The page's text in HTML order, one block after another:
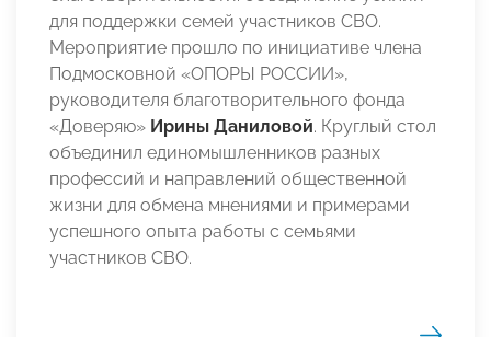
для поддержки семей участников СВО.
Мероприятие прошло по инициативе члена
Подмосковной «ОПОРЫ РОССИИ»,
руководителя благотворительного фонда
«Доверяю» Ирины Даниловой. Круглый стол
объединил единомышленников разных
профессий и направлений общественной
жизни для обмена мнениями и примерами
успешного опыта работы с семьями
участников СВО.